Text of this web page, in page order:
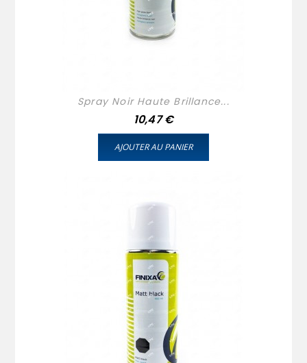
Spray Noir Haute Brillance...
Prix
10,47 €
AJOUTER AU PANIER